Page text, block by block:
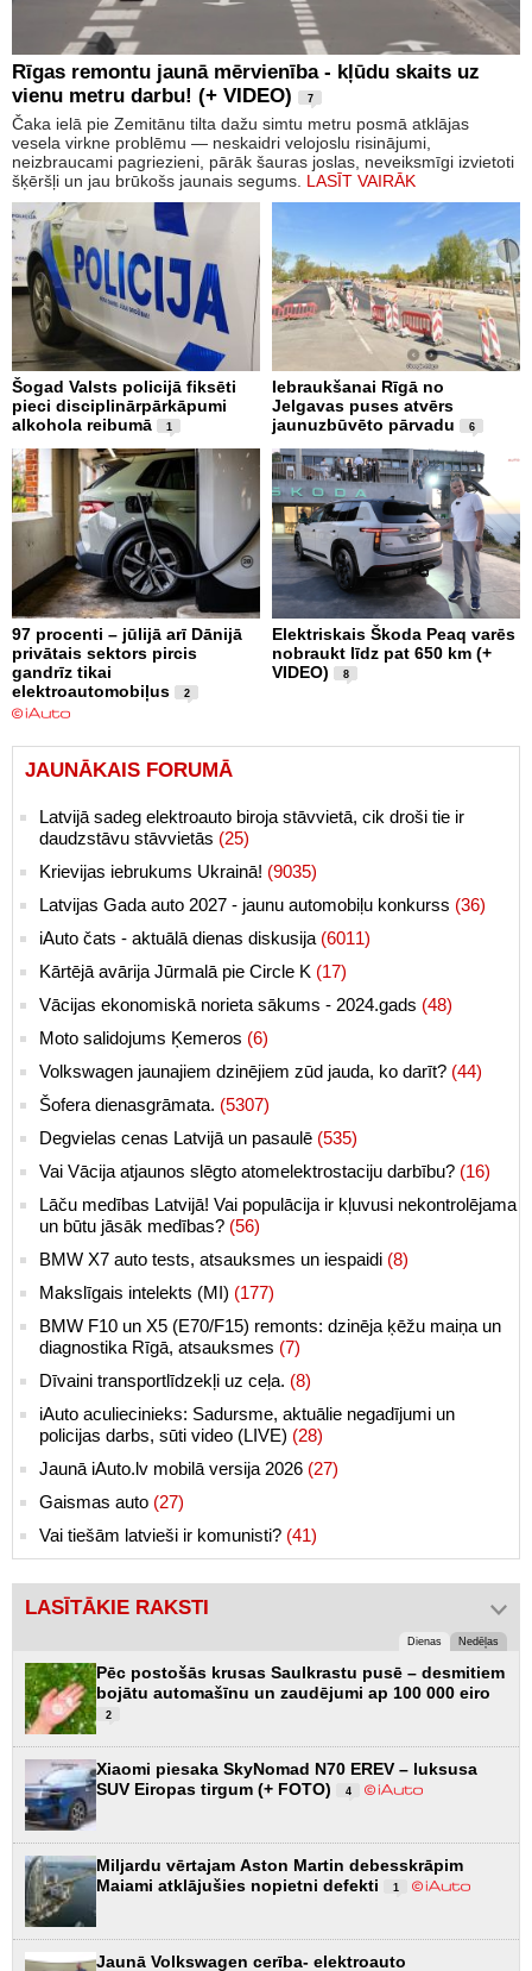
Rīgas remontu jaunā mērvienība - kļūdu skaits uz
vienu metru darbu! (+ VIDEO)
7
Čaka ielā pie Zemitānu tilta dažu simtu metru posmā atklājas
vesela virkne problēmu — neskaidri velojoslu risinājumi,
neizbraucami pagriezieni, pārāk šauras joslas, neveiksmīgi izvietoti
šķēršļi un jau brūkošs jaunais segums. LASĪT VAIRĀK
Šogad Valsts policijā fiksēti
pieci disciplinārpārkāpumi
alkohola reibumā
1
Iebraukšanai Rīgā no
Jelgavas puses atvērs
jaunuzbūvēto pārvadu
6
97 procenti – jūlijā arī Dānijā
privātais sektors pircis
gandrīz tikai
elektroautomobiļus
2
Elektriskais Škoda Peaq varēs
nobraukt līdz pat 650 km (+
VIDEO)
8
JAUNĀKAIS FORUMĀ
Latvijā sadeg elektroauto biroja stāvvietā, cik droši tie ir
daudzstāvu stāvvietās (25)
Krievijas iebrukums Ukrainā! (9035)
Latvijas Gada auto 2027 - jaunu automobiļu konkurss (36)
iAuto čats - aktuālā dienas diskusija (6011)
Kārtējā avārija Jūrmalā pie Circle K (17)
Vācijas ekonomiskā norieta sākums - 2024.gads (48)
Moto salidojums Ķemeros (6)
Volkswagen jaunajiem dzinējiem zūd jauda, ko darīt? (44)
Šofera dienasgrāmata. (5307)
Degvielas cenas Latvijā un pasaulē (535)
Vai Vācija atjaunos slēgto atomelektrostaciju darbību? (16)
Lāču medības Latvijā! Vai populācija ir kļuvusi nekontrolējama
un būtu jāsāk medības? (56)
BMW X7 auto tests, atsauksmes un iespaidi (8)
Makslīgais intelekts (MI) (177)
BMW F10 un X5 (E70/F15) remonts: dzinēja ķēžu maiņa un
diagnostika Rīgā, atsauksmes (7)
Dīvaini transportlīdzekļi uz ceļa. (8)
iAuto aculiecinieks: Sadursme, aktuālie negadījumi un
policijas darbs, sūti video (LIVE) (28)
Jaunā iAuto.lv mobilā versija 2026 (27)
Gaismas auto (27)
Vai tiešām latvieši ir komunisti? (41)
LASĪTĀKIE RAKSTI
Dienas Nedēļas
Pēc postošās krusas Saulkrastu pusē – desmitiem
bojātu automašīnu un zaudējumi ap 100 000 eiro
2
Xiaomi piesaka SkyNomad N70 EREV – luksusa
SUV Eiropas tirgum (+ FOTO)
4
Miljardu vērtajam Aston Martin debesskrāpim
Maiami atklājušies nopietni defekti
1
Jaunā Volkswagen cerība- elektroauto